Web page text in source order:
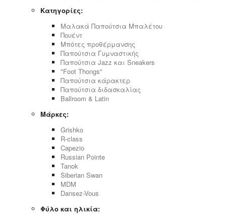
Κατηγορίες:
Μαλακά Παπούτσια Μπαλέτου
Πουέντ
Μπότες προθέρμανσης
Παπούτσια Γυμναστικής
Παπούτσια Jazz και Sneakers
"Foot Thongs"
Παπούτσια κάρακτερ
Παπούτσια διδασκαλίας
Ballroom & Latin
Μάρκες:
Grishko
R-class
Capezio
Russian Pointe
Tanok
Siberian Swan
MDM
Dansez-Vous
Φύλο και ηλικία: